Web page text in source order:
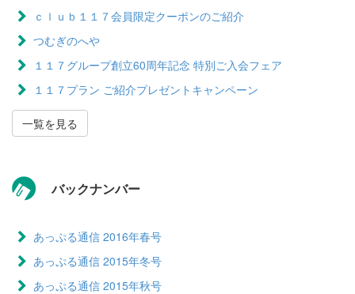
ｃｌｕｂ１１７会員限定クーポンのご紹介
つむぎのへや
１１７グループ創立60周年記念 特別ご入会フェア
１１７プラン ご紹介プレゼントキャンペーン
一覧を見る
バックナンバー
あっぷる通信 2016年春号
あっぷる通信 2015年冬号
あっぷる通信 2015年秋号